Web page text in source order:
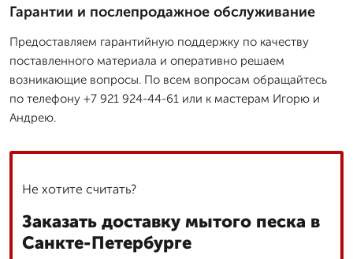
Гарантии и послепродажное обслуживание
Предоставляем гарантийную поддержку по качеству
поставленного материала и оперативно решаем
возникающие вопросы. По всем вопросам обращайтесь
по телефону +7 921 924-44-61 или к мастерам Игорю и
Андрею.
Не хотите считать?
Заказать доставку мытого песка в
Санкте-Петербурге